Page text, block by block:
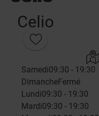
Celio
Samedi09:30 - 19:30
DimancheFermé
Lundi09:30 - 19:30
Mardi09:30 - 19:30